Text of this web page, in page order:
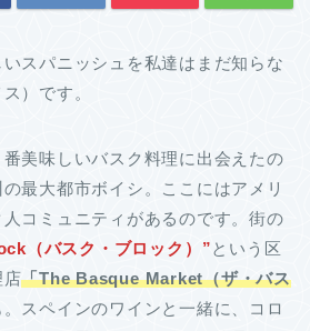
スパニッシュを私達はまだ知らな
）です。
美味しいバスク料理に出会えたの
最大都市ボイシ。ここにはアメリ
コミュニティがあるのです。街の
（バスク・ブロック）”という区
店「The Basque Market（ザ・バス
。スペインのワインと一緒に、コロ